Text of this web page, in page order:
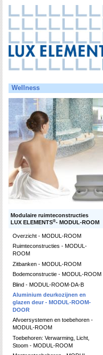
Wellness
Modulaire ruimteconstructies
LUX ELEMENTS®- MODUL-ROOM
Overzicht - MODUL-ROOM
Ruimteconstructies - MODUL-
ROOM
Zitbanken - MODUL-ROOM
Bodemconstructie - MODUL-ROOM
Blind - MODUL-ROOM-DA-B
Aluminium deurkozijnen en
glazen deur - MODUL-ROOM-
DOOR
Afvoersystemen en toebehoren -
MODUL-ROOM
Toebehoren: Verwarming, Licht,
Stoom - MODUL-ROOM